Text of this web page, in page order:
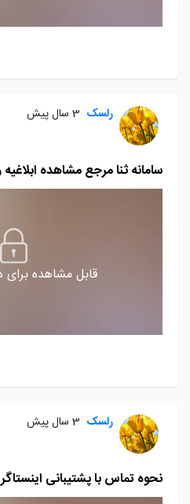
رلسک 3 سال پیش
سامانه ثنا مرجع مشاهده
قابل مشاهده برای
رلسک 3 سال پیش
نحوه تماس با پشتیبانی